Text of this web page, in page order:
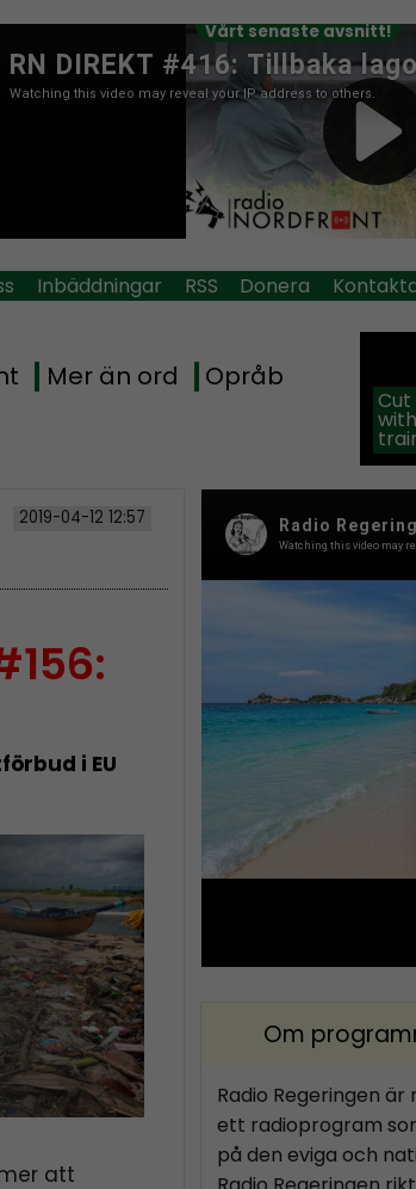
Vårt senaste avsnitt!
Inbäddningar RSS Donera
Mer än ord Opråb
2019-04-12 12:57
i EU
att
Om
Radio Regeringen
ett radioprogram
på den eviga och